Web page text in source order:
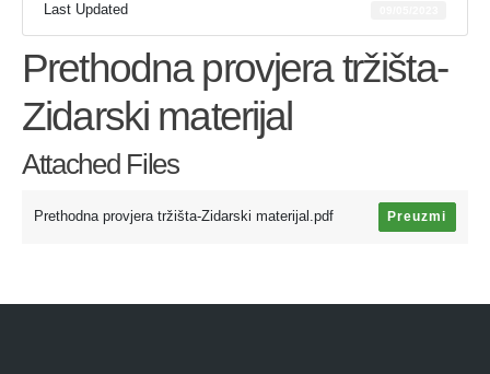
Last Updated
Prethodna provjera tržišta-
Zidarski materijal
Attached Files
Prethodna provjera tržišta-Zidarski materijal.pdf Preuzmi